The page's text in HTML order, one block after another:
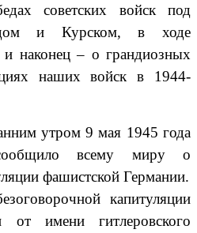
советских войск под
и Курском, в ходе
наконец – о грандиозных
наших войск в 1944-
утром 9 мая 1945 года
всему миру о
фашистской Германии.
капитуляции
от имени гитлеровского